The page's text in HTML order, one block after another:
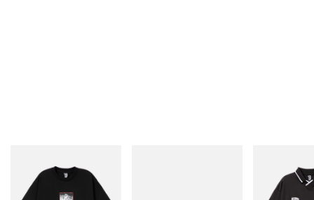
on the, e, com isso, reinventou completamente a
categoria de maquiagem de base. O produto oferece
Billionaire Boys Club X
Initial D Cotton T-Shirt 1
Billionaire
Initial D Game